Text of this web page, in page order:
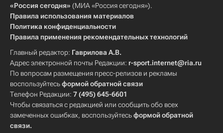
«Россия сегодня» (МИА «Россия сегодня»).
Правила использования материалов
Политика конфиденциальности
Правила применения рекомендательных технологий
Главный редактор: Гаврилова А.В.
Адрес электронной почты Редакции: r-sport.internet@ria.ru
По вопросам размещения пресс-релизов и рекламы
воспользуйтесьформой обратной связи
Телефон Редакции: 7 (495) 645-6601
Чтобы связаться с редакцией или сообщить обо всех
замеченных ошибках, воспользуйтесьформой обратной
связи.